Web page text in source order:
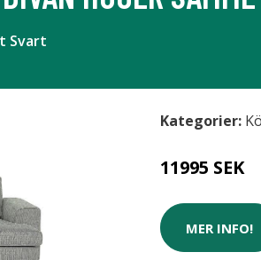
Svart
Kategorier:
11995 SEK
MER INFO!